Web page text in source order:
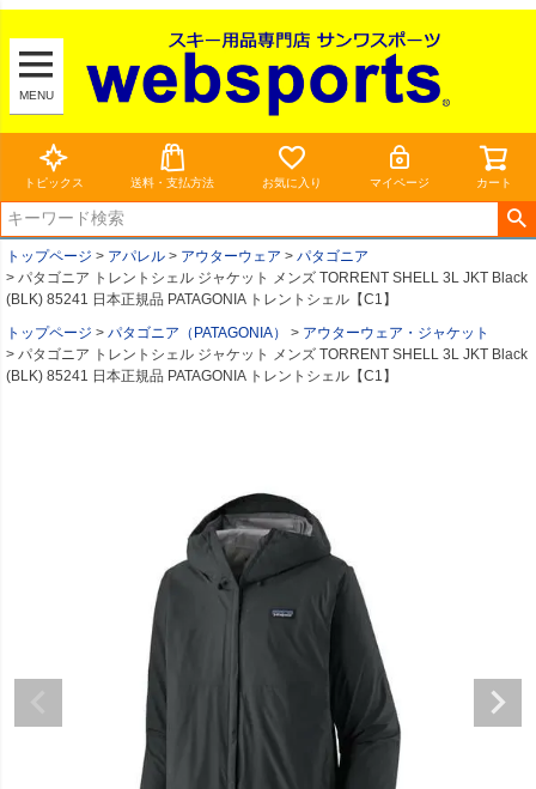
MENU
トピックス 送料・支払方法 お気に入り マイページ カート
トップページ アパレル アウターウェア
パタゴニア
パタゴニア トレントシェル ジャケット メンズ TORRENT SHELL 3L JKT Black
(BLK) 85241 日本正規品 PATAGONIA トレントシェル【C1】
トップページ
パタゴニア（PATAGONIA）
アウターウェア・ジャケット
パタゴニア トレントシェル ジャケット メンズ TORRENT SHELL 3L JKT Black
(BLK) 85241 日本正規品 PATAGONIA トレントシェル【C1】